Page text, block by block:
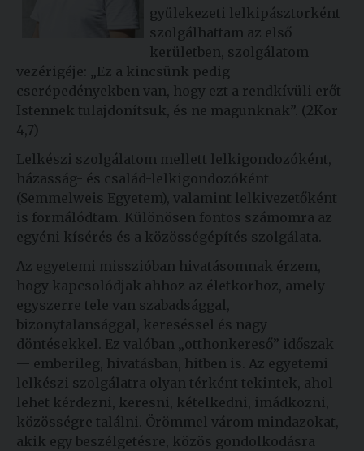
gyülekezeti lelkipásztorként
szolgálhattam az első
kerületben, szolgálatom
vezérigéje: „Ez a kincsünk pedig
cserépedényekben van, hogy ezt a rendkívüli erőt
Istennek tulajdonítsuk, és ne magunknak”. (2Kor
4,7)
Lelkészi szolgálatom mellett lelkigondozóként,
házasság- és család-lelkigondozóként
(Semmelweis Egyetem), valamint lelkivezetőként
is formálódtam. Különösen fontos számomra az
egyéni kísérés és a közösségépítés szolgálata.
Az egyetemi misszióban hivatásomnak érzem,
hogy kapcsolódjak ahhoz az életkorhoz, amely
egyszerre tele van szabadsággal,
bizonytalansággal, kereséssel és nagy
döntésekkel. Ez valóban „otthonkereső” időszak
— emberileg, hivatásban, hitben is. Az egyetemi
lelkészi szolgálatra olyan térként tekintek, ahol
lehet kérdezni, keresni, kételkedni, imádkozni,
közösségre találni. Örömmel várom mindazokat,
akik egy beszélgetésre, közös gondolkodásra